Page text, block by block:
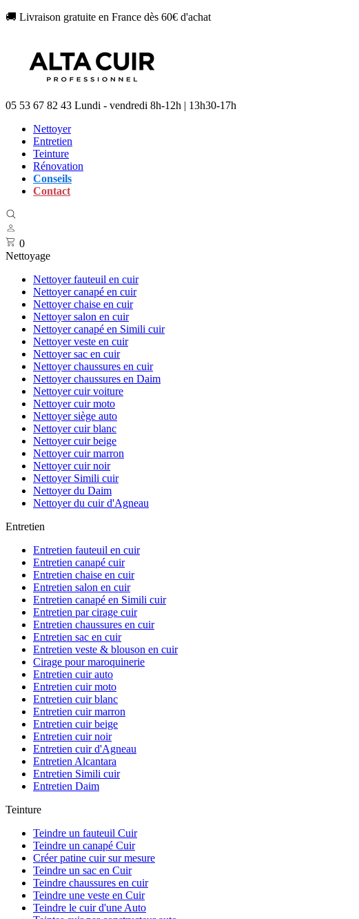
🚚 Livraison gratuite en France dès 60€ d'achat
05 53 67 82 43 Lundi - vendredi 8h-12h | 13h30-17h
Nettoyer
Entretien
Teinture
Rénovation
Conseils
Contact
0
Nettoyage
Nettoyer fauteuil en cuir
Nettoyer canapé en cuir
Nettoyer chaise en cuir
Nettoyer salon en cuir
Nettoyer canapé en Simili cuir
Nettoyer veste en cuir
Nettoyer sac en cuir
Nettoyer chaussures en cuir
Nettoyer chaussures en Daim
Nettoyer cuir voiture
Nettoyer cuir moto
Nettoyer siège auto
Nettoyer cuir blanc
Nettoyer cuir beige
Nettoyer cuir marron
Nettoyer cuir noir
Nettoyer Simili cuir
Nettoyer du Daim
Nettoyer du cuir d'Agneau
Entretien
Entretien fauteuil en cuir
Entretien canapé cuir
Entretien chaise en cuir
Entretien salon en cuir
Entretien canapé en Simili cuir
Entretien par cirage cuir
Entretien chaussures en cuir
Entretien sac en cuir
Entretien veste & blouson en cuir
Cirage pour maroquinerie
Entretien cuir auto
Entretien cuir moto
Entretien cuir blanc
Entretien cuir marron
Entretien cuir beige
Entretien cuir noir
Entretien cuir d'Agneau
Entretien Alcantara
Entretien Simili cuir
Entretien Daim
Teinture
Teindre un fauteuil Cuir
Teindre un canapé Cuir
Créer patine cuir sur mesure
Teindre un sac en Cuir
Teindre chaussures en cuir
Teindre une veste en Cuir
Teindre le cuir d'une Auto